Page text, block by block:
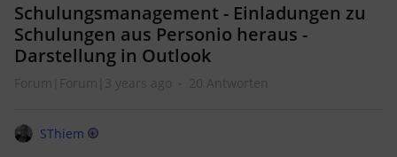
Schulungsmanagement - Einladungen zu
Schulungen aus Personio heraus -
Darstellung in Outlook
Forum|Forum|3 years ago 20 Antworten
SThiem